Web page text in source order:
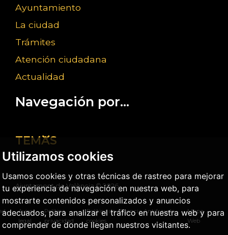
Utilizamos cookies
Usamos cookies y otras técnicas de rastreo para mejorar
tu experiencia de navegación en nuestra web, para
mostrarte contenidos personalizados y anuncios
adecuados, para analizar el tráfico en nuestra web y para
comprender de donde llegan nuestros visitantes.
Ayuntamiento
La ciudad
Trámites
Atención ciudadana
Actualidad
Navegación por...
TEMAS
Ajuntament de València ©2026
Aviso
legal
Política
privacidad
Política de
cookies
Agencia Antifraude
Mapa
Web